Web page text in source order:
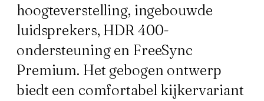
hoogteverstelling, ingebouwde
luidsprekers, HDR 400-
ondersteuning en FreeSync
Premium. Het gebogen ontwerp
biedt een comfortabel kijkervariant